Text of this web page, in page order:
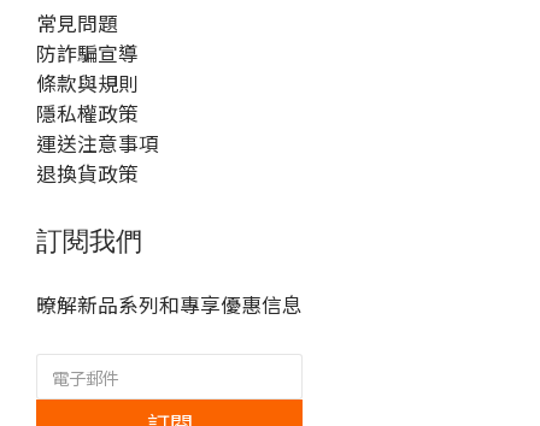
常見問題
防詐騙宣導
條款與規則
隱私權政策
運送注意事項
退換貨政策
訂閱我們
暸解新品系列和專享優惠信息